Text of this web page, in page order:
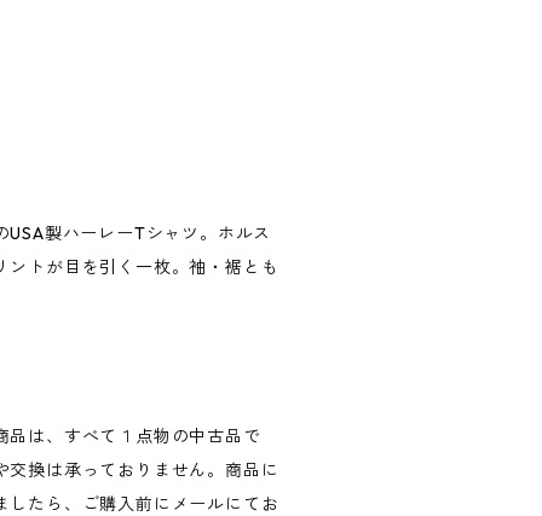
製ハーレーTシャツ。ホルス
トが目を引く一枚。袖・裾とも
品は、すべて１点物の中古品で
換は承っておりません。商品に
したら、ご購入前にメールにてお